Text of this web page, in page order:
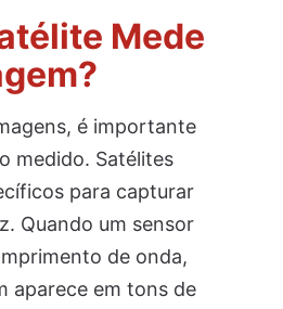
Mede
é importante
medido. Satélites
para capturar
Quando um sensor
de onda,
aparece em tons de